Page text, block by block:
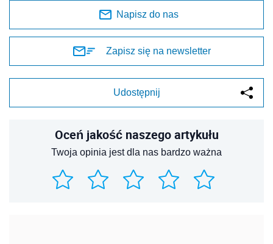
Napisz do nas
Zapisz się na newsletter
Udostępnij
Oceń jakość naszego artykułu
Twoja opinia jest dla nas bardzo ważna